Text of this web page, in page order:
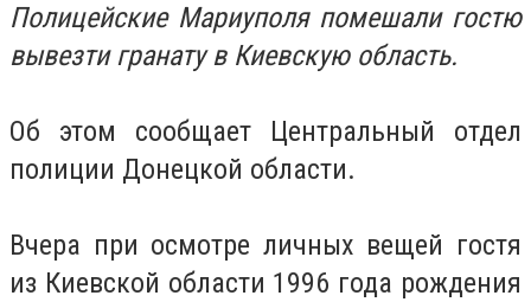
Полицейские Мариуполя помешали гостю
вывезти гранату в Киевскую область.
Об этом сообщает Центральный отдел
полиции Донецкой области.
Вчера при осмотре личных вещей гостя
из Киевской области 1996 года рождения